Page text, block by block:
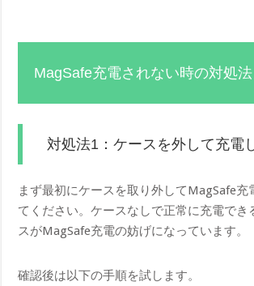
MagSafe充電されない時の対処法
対処法1：ケースを外して充電
まず最初にケースを取り外してMagSafe充
てください。ケースなしで正常に充電でき
スがMagSafe充電の妨げになっています。
確認後は以下の手順を試します。